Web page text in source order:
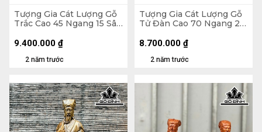
Tượng Gia Cát Lượng Gỗ
Trắc Cao 45 Ngang 15 Sâu
2 năm trước
9.400.000 ₫
Tượng Gia Cát Lượng Gỗ
Tử Đàn Cao 70 Ngang 25
2 năm trước
8.700.000 ₫